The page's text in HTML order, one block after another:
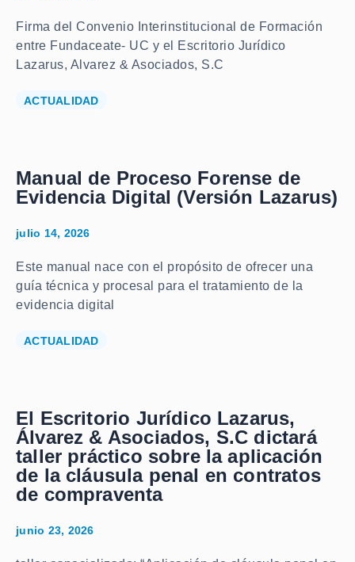
Firma del Convenio Interinstitucional de Formación
entre Fundaceate- UC y el Escritorio Jurídico
Lazarus, Alvarez & Asociados, S.C
ACTUALIDAD
Manual de Proceso Forense de
Evidencia Digital (Versión Lazarus)
julio 14, 2026
Este manual nace con el propósito de ofrecer una
guía técnica y procesal para el tratamiento de la
evidencia digital
ACTUALIDAD
El Escritorio Jurídico Lazarus,
Álvarez & Asociados, S.C dictará
taller práctico sobre la aplicación
de la cláusula penal en contratos
de compraventa
junio 23, 2026